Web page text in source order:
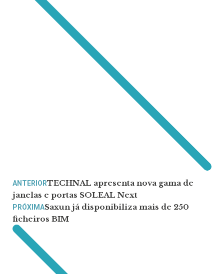
ANTERIORTECHNAL apresenta nova gama de
janelas e portas SOLEAL Next
PRÓXIMASaxun já disponibiliza mais de 250
ficheiros BIM